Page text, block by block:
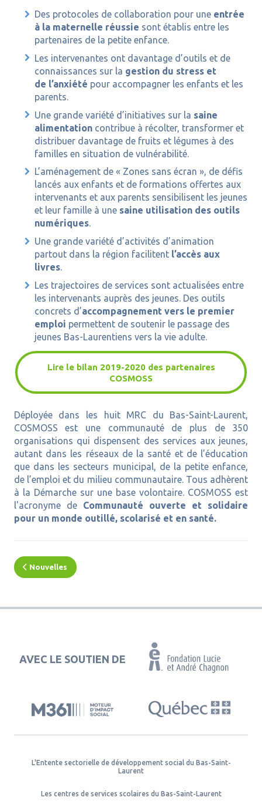
Des protocoles de collaboration pour une entrée
à la maternelle réussie sont établis entre les
partenaires de la petite enfance.
Les intervenantes ont davantage d’outils et de
connaissances sur la gestion du stress et
de l’anxiété pour accompagner les enfants et les
parents.
Une grande variété d’initiatives sur la saine
alimentationcontribue à récolter, transformer et
distribuer davantage de fruits et légumes à des
familles en situation de vulnérabilité.
L’aménagement de « Zones sans écran », de défis
lancés aux enfants et de formations offertes aux
intervenants et aux parents sensibilisent les jeunes
et leur famille à une saine utilisation des outils
numériques.
Une grande variété d’activités d’animation
partout dans la région facilitent l’accès aux
livres.
Les trajectoires de services sont actualisées entre
les intervenants auprès des jeunes. Des outils
concrets d’accompagnement vers le premier
emploi permettent de soutenir le passage des
jeunes Bas-Laurentiens vers la vie adulte.
Lire le bilan 2019-2020 des partenaires
COSMOSS
Déployée dans les huit MRC du Bas-Saint-Laurent,
COSMOSS est une communauté de plus de 350
organisations qui dispensent des services aux jeunes,
autant dans les réseaux de la santé et de l’éducation
que dans les secteurs municipal, de la petite enfance,
de l’emploi et du milieu communautaire. Tous adhèrent
à la Démarche sur une base volontaire. COSMOSS est
l'acronyme de Communauté ouverte et solidaire
pour un monde outillé, scolarisé et en santé.
Nouvelles
AVEC LE SOUTIEN DE
L'Entente sectorielle de développement social du Bas-Saint-
Laurent
Les centres de services scolaires du Bas-Saint-Laurent